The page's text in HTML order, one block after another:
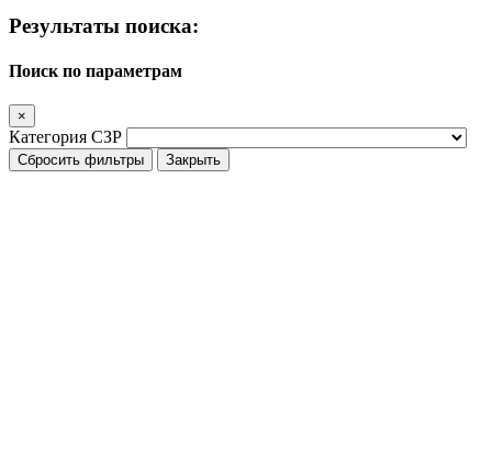
Результаты поиска:
Поиск по параметрам
×
Категория СЗР
Сбросить фильтры Закрыть